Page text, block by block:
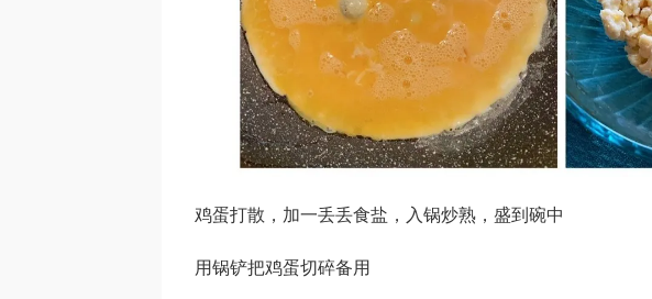
鸡蛋打散，加一丢丢食盐，入锅炒熟，盛到碗中
用锅铲把鸡蛋切碎备用